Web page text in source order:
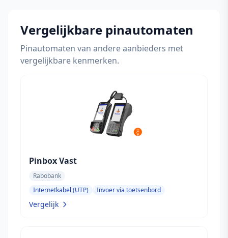
Vergelijkbare pinautomaten
Pinautomaten van andere aanbieders met
vergelijkbare kenmerken.
Pinbox Vast
Rabobank
Internetkabel (UTP)
Invoer via toetsenbord
Vergelijk